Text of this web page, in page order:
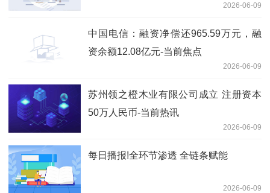
2026-06-09
中国电信：融资净偿还965.59万元，融
资余额12.08亿元-当前焦点
2026-06-09
苏州领之橙木业有限公司成立 注册资本
50万人民币-当前热讯
2026-06-09
每日播报!全环节渗透 全链条赋能
2026-06-09